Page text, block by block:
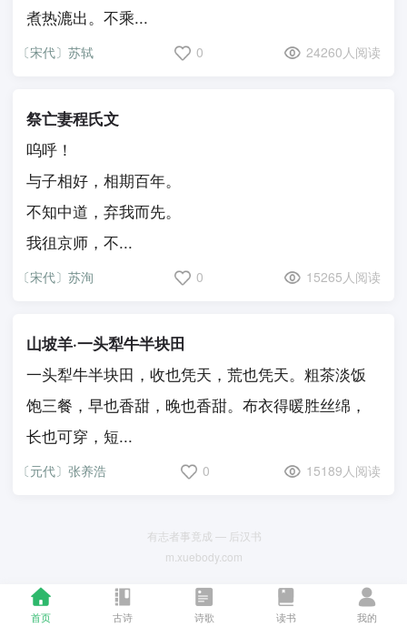
首页 古诗 诗歌 读书 我的
煮热漉出。不乘...
〔宋代〕苏轼 0 24260人阅读
祭亡妻程氏文
呜呼！
与子相好，相期百年。
不知中道，弃我而先。
我徂京师，不...
〔宋代〕苏洵 0 15265人阅读
山坡羊·一头犁牛半块田
一头犁牛半块田，收也凭天，荒也凭天。粗茶淡饭
饱三餐，早也香甜，晚也香甜。布衣得暖胜丝绵，
长也可穿，短...
〔元代〕张养浩 0 15189人阅读
有志者事竟成 — 后汉书
m.xuebody.com